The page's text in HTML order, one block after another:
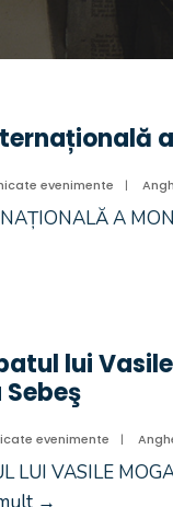
evenimente |
A
lui
evenimente |
LUI VASILE